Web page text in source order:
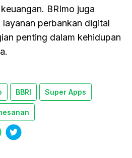
BRImo juga
perbankan digital
penting dalam kehidupan
BBRI Super Apps